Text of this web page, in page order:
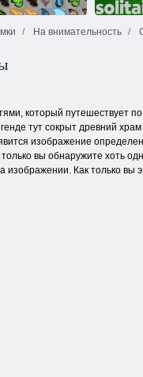
На внимательность
который путешествует
тут сокрыт древний
изображение
вы обнаружите хоть
Как только